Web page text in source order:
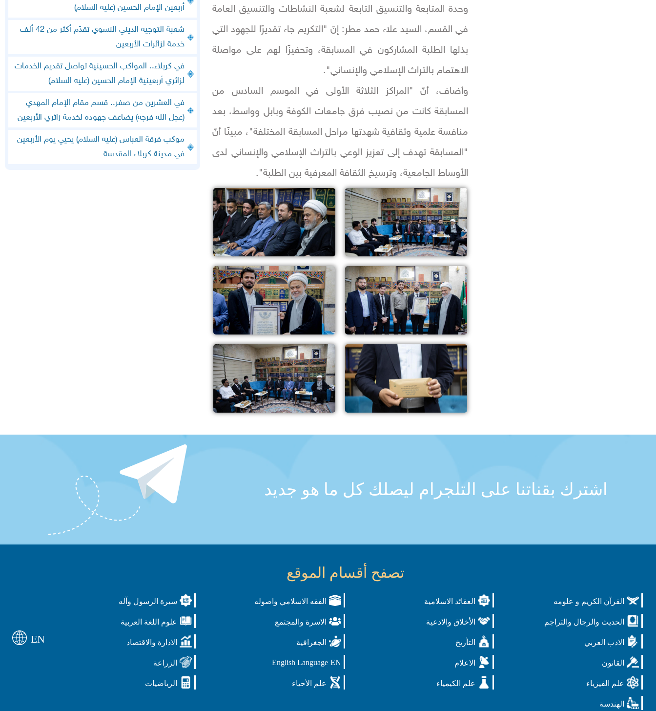
وحدة المتابعة والتنسيق التابعة لشعبة النشاطات والتنسيق العامة
في القسم، السيد علاء حمد مطر: إنّ "التكريم جاء تقديرًا للجهود التي
بذلها الطلبة المشاركون في المسابقة، وتحفيزًا لهم على مواصلة
الاهتمام بالتراث الإسلامي والإنساني".
وأضاف، أنّ "المراكز الثلاثة الأولى في الموسم السادس من
المسابقة كانت من نصيب فرق جامعات الكوفة وبابل وواسط، بعد
منافسة علمية وثقافية شهدتها مراحل المسابقة المختلفة"، مبينًا أنّ
"المسابقة تهدف إلى تعزيز الوعي بالتراث الإسلامي والإنساني لدى
الأوساط الجامعية، وترسيخ الثقافة المعرفية بين الطلبة".
أربعين الإمام الحسين (عليه السلام)
شعبة التوجيه الديني النسوي تقدّم أكثر من 42 ألف
خدمة لزائرات الأربعين
في كربلاء.. المواكب الحسينية تواصل تقديم الخدمات
لزائري أربعينية الإمام الحسين (عليه السلام)
في العشرين من صفر.. قسم مقام الإمام المهدي
(عجل الله فرجه) يضاعف جهوده لخدمة زائري الأربعين
موكب فرقة العباس (عليه السلام) يحيي يوم الأربعين
في مدينة كربلاء المقدسة
اشترك بقناتنا على التلجرام ليصلك كل ما هو جديد
تصفح أقسام الموقع
القرآن الكريم و علومه العقائد الاسلامية الفقه الاسلامي واصوله سيرة الرسول وآله
الحديث والرجال والتراجم الأخلاق والادعية الاسرة والمجتمع علوم اللغة العربية
الادب العربي التأريخ الجغرافية الادارة والاقتصاد
القانون الاعلام EN
English Language الزراعة
علم الفيزياء علم الكيمياء علم الأحياء الرياضيات
الهندسة
EN